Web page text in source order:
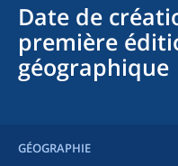
Date de
première
géographique
GÉOGRAPHIE